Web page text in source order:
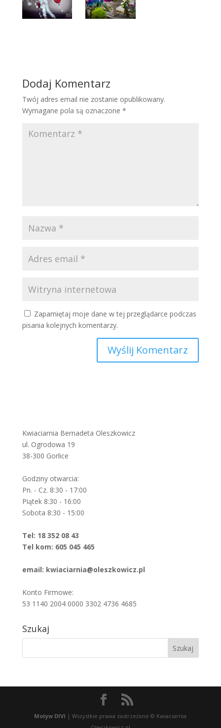
Dodaj Komentarz
Twój adres email nie zostanie opublikowany.
Wymagane pola są oznaczone *
Zapamiętaj moje dane w tej przeglądarce podczas
pisania kolejnych komentarzy.
Kwiaciarnia Bernadeta Oleszkowicz
ul. Ogrodowa 19
38-300 Gorlice
Godziny otwarcia:
Pn. - Cz. 8:30 - 17:00
Piątek 8:30 - 16:00
Sobota 8:30 - 15:00
Tel: 18 352 08 43
Tel kom: 605 045 465
email: kwiaciarnia@oleszkowicz.pl
Konto Firmowe:
53 1140 2004 0000 3302 4736 4685
Szukaj
Motyw DIVI | Wszystkie prawa zastrzeżone © Kwiaciarnia